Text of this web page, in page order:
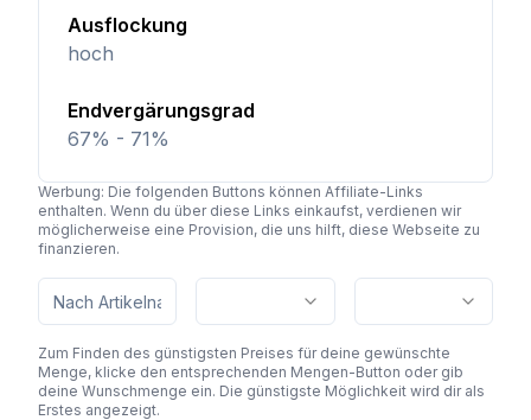
Ausflockung
hoch
Endvergärungsgrad
67% - 71%
Werbung: Die folgenden Buttons können Affiliate-Links
enthalten. Wenn du über diese Links einkaufst, verdienen wir
möglicherweise eine Provision, die uns hilft, diese Webseite zu
finanzieren.
Zum Finden des günstigsten Preises für deine gewünschte
Menge, klicke den entsprechenden Mengen-Button oder gib
deine Wunschmenge ein. Die günstigste Möglichkeit wird dir als
Erstes angezeigt.